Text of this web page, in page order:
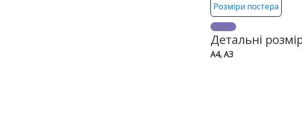
Розміри постера
Детальні
А4, А3